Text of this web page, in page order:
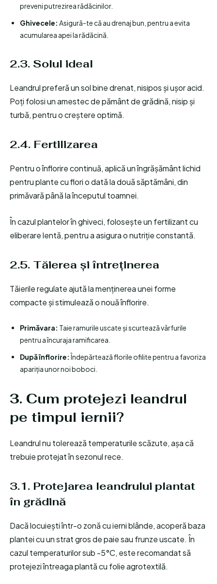
preveni putrezirea rădăcinilor.
Ghivecele: Asigură-te că au drenaj bun, pentru a evita
acumularea apei la rădăcină.
2.3. Solul ideal
Leandrul preferă un sol bine drenat, nisipos și ușor acid.
Poți folosi un amestec de pământ de grădină, nisip și
turbă, pentru o creștere optimă.
2.4. Fertilizarea
Pentru o înflorire continuă, aplică un îngrășământ lichid
pentru plante cu flori o dată la două săptămâni, din
primăvară până la începutul toamnei.
În cazul plantelor în ghiveci, folosește un fertilizant cu
eliberare lentă, pentru a asigura o nutriție constantă.
2.5. Tăierea și întreținerea
Tăierile regulate ajută la menținerea unei forme
compacte și stimulează o nouă înflorire.
Primăvara: Taie ramurile uscate și scurtează vârfurile
pentru a încuraja ramificarea.
După înflorire:Îndepărtează florile ofilite pentru a favoriza
apariția unor noi boboci.
3. Cum protejezi leandrul
pe timpul iernii?
Leandrul nu tolerează temperaturile scăzute, așa că
trebuie protejat în sezonul rece.
3.1. Protejarea leandrului plantat
în grădină
Dacă locuiești într-o zonă cu ierni blânde, acoperă baza
plantei cu un strat gros de paie sau frunze uscate. În
cazul temperaturilor sub -5°C, este recomandat să
protejezi întreaga plantă cu folie agrotextilă.